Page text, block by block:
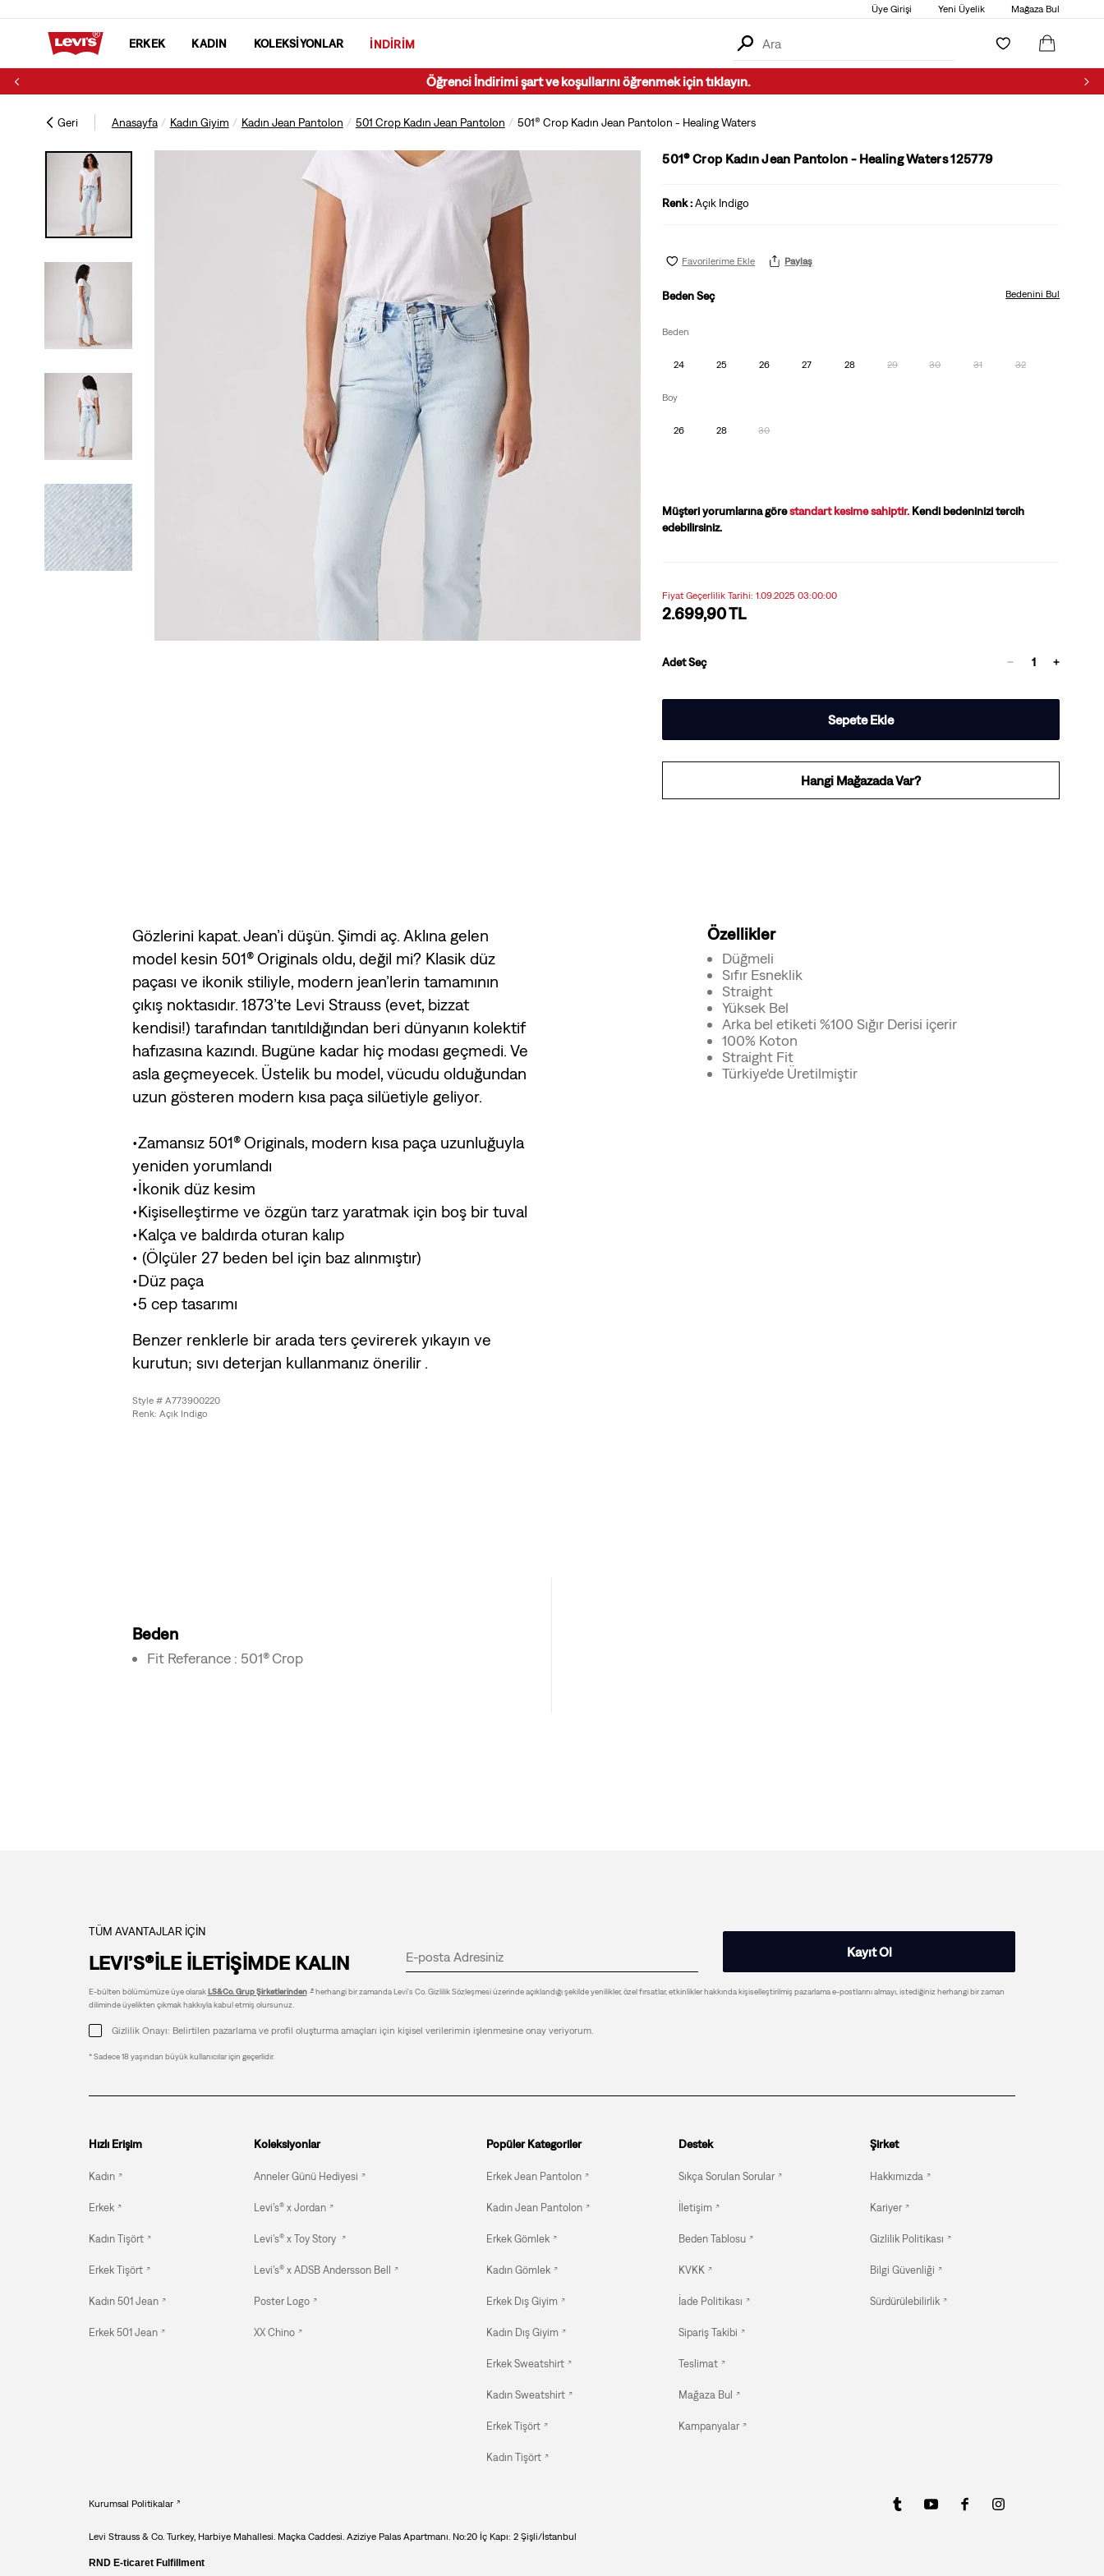
Üye Girişi Yeni Üyelik Mağaza Bul
ERKEK KADIN KOLEKSİYONLAR İNDIRIM
Öğrenci İndirimi şart ve koşullarını öğrenmek için tıklayın.
Geri Anasayfa Kadın Giyim Kadın Jean Pantolon 501 Crop Kadın Jean Pantolon 501® Crop Kadın Jean Pantolon - Healing Waters
501® Crop Kadın Jean Pantolon - Healing Waters 125779
Renk :Açık Indigo
Favorilerime Ekle Paylaş
Beden Seç Bedenini Bul
Beden
24 25 26 27 28 29 30 31 32
Boy
26 28 30
Müşteri yorumlarına görestandart kesime sahiptir. Kendi bedeninizi tercih
edebilirsiniz.
Fiyat Geçerlilik Tarihi: 1.09.2025 03:00:00
2.699,90 TL
Adet Seç
Sepete Ekle
Hangi Mağazada Var?
Gözlerini kapat. Jean’i düşün. Şimdi aç. Aklına gelen
model kesin 501® Originals oldu, değil mi? Klasik düz
paçası ve ikonik stiliyle, modern jean’lerin tamamının
çıkış noktasıdır. 1873’te Levi Strauss (evet, bizzat
kendisi!) tarafından tanıtıldığından beri dünyanın kolektif
hafızasına kazındı. Bugüne kadar hiç modası geçmedi. Ve
asla geçmeyecek. Üstelik bu model, vücudu olduğundan
uzun gösteren modern kısa paça silüetiyle geliyor.
•Zamansız 501® Originals, modern kısa paça uzunluğuyla
yeniden yorumlandı
•İkonik düz kesim
•Kişiselleştirme ve özgün tarz yaratmak için boş bir tuval
•Kalça ve baldırda oturan kalıp
• (Ölçüler 27 beden bel için baz alınmıştır)
•Düz paça
•5 cep tasarımı
Benzer renklerle bir arada ters çevirerek yıkayın ve
kurutun; sıvı deterjan kullanmanız önerilir .
Style # A773900220
Renk: Açık Indigo
Özellikler
Düğmeli
Sıfır Esneklik
Straight
Yüksek Bel
Arka bel etiketi %100 Sığır Derisi içerir
100% Koton
Straight Fit
Türkiye'de Üretilmiştir
Beden
Fit Referance : 501® Crop
Beden: Seçiniz
TÜM AVANTAJLAR İÇİN
LEVI’S®İLE İLETİŞİMDE KALIN Kayıt Ol
E-bülten bölümümüze üye olarakLS&Co. Grup Şirketlerinden
herhangi bir zamanda Levi's Co. Gizlilik Sözleşmesi üzerinde açıklandığı şekilde yenilikler, özel fırsatlar, etkinlikler hakkında kişiselleştirilmiş pazarlama e-postlarını almayı, istediğiniz herhangi bir zaman
diliminde üyelikten çıkmak hakkıyla kabul etmiş olursunuz.
Gizlilik Onayı: Belirtilen pazarlama ve profil oluşturma amaçları için kişisel verilerimin işlenmesine onay veriyorum.
* Sadece 18 yaşından büyük kullanıcılar için geçerlidir.
Hızlı Erişim
Kadın
Erkek
Kadın Tişört
Erkek Tişört
Kadın 501 Jean
Erkek 501 Jean
Koleksiyonlar
Anneler Günü Hediyesi
Levi’s® x Jordan
Levi’s® x Toy Story
Levi’s® x ADSB Andersson Bell
Poster Logo
XX Chino
Popüler Kategoriler
Erkek Jean Pantolon
Kadın Jean Pantolon
Erkek Gömlek
Kadın Gömlek
Erkek Dış Giyim
Kadın Dış Giyim
Erkek Sweatshirt
Kadın Sweatshirt
Erkek Tişört
Kadın Tişört
Destek
Sıkça Sorulan Sorular
İletişim
Beden Tablosu
KVKK
İade Politikası
Sipariş Takibi
Teslimat
Mağaza Bul
Kampanyalar
Şirket
Hakkımızda
Kariyer
Gizlilik Politikası
Bilgi Güvenliği
Sürdürülebilirlik
Kurumsal Politikalar
Levi Strauss & Co. Turkey, Harbiye Mahallesi. Maçka Caddesi. Aziziye Palas Apartmanı. No:20 İç Kapı: 2 Şişli/İstanbul
RND E-ticaret Fulfillment